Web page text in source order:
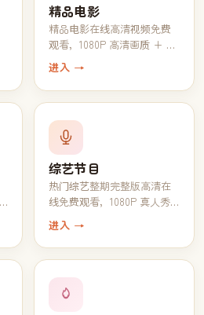
精品电影
精品电影在线高清视频免费
观看，1080P 高清画质 + 中
文字幕一键播放
进入 →
综艺节目
热门综艺整期完整版高清在
线免费观看，1080P 真人秀
脱口秀全收录
进入 →